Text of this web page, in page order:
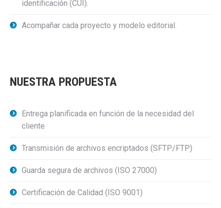
identificación (CUI).
Acompañar cada proyecto y modelo editorial.
NUESTRA PROPUESTA
Entrega planificada en función de la necesidad del
cliente
Transmisión de archivos encriptados (SFTP/FTP)
Guarda segura de archivos (ISO 27000)
Certificación de Calidad (ISO 9001)